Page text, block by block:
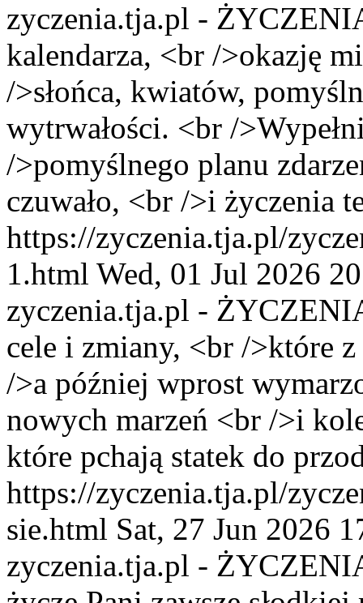
zyczenia.tja.pl -
kalendarza, <br />okazję
/>słońca, kwiatów,
wytrwałości. <br /
/>pomyślnego planu
czuwało, <br />i życzenia
https://zyczenia.tja.pl/
1.html Wed, 01 Jul 2026
zyczenia.tja.pl -
cele i zmiany, <br />które
/>a później wprost
nowych marzeń <br />i
które pchają statek do
https://zyczenia.tja.pl/
sie.html Sat, 27 Jun 2026
zyczenia.tja.pl -